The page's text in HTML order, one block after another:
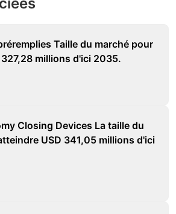
Taille du marché pour
millions d'ici 2035.
Closing Devices La taille du
USD 341,05 millions d'ici